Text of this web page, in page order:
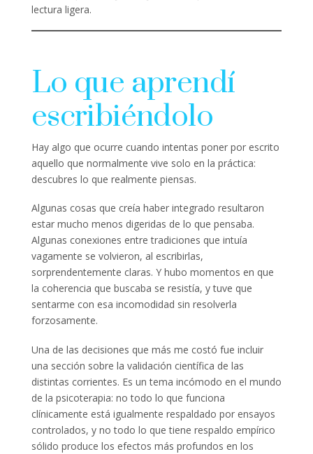
lectura ligera.
Lo que aprendí
escribiéndolo
Hay algo que ocurre cuando intentas poner por escrito
aquello que normalmente vive solo en la práctica:
descubres lo que realmente piensas.
Algunas cosas que creía haber integrado resultaron
estar mucho menos digeridas de lo que pensaba.
Algunas conexiones entre tradiciones que intuía
vagamente se volvieron, al escribirlas,
sorprendentemente claras. Y hubo momentos en que
la coherencia que buscaba se resistía, y tuve que
sentarme con esa incomodidad sin resolverla
forzosamente.
Una de las decisiones que más me costó fue incluir
una sección sobre la validación científica de las
distintas corrientes. Es un tema incómodo en el mundo
de la psicoterapia: no todo lo que funciona
clínicamente está igualmente respaldado por ensayos
controlados, y no todo lo que tiene respaldo empírico
sólido produce los efectos más profundos en los